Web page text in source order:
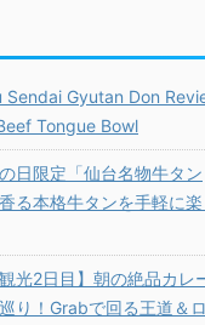
Sendai Gyutan Don
Tongue Bowl
日限定「仙台名物牛タン
る本格牛タンを手軽に楽
光2日目】朝の絶品カレ
り！Grabで回る王道＆